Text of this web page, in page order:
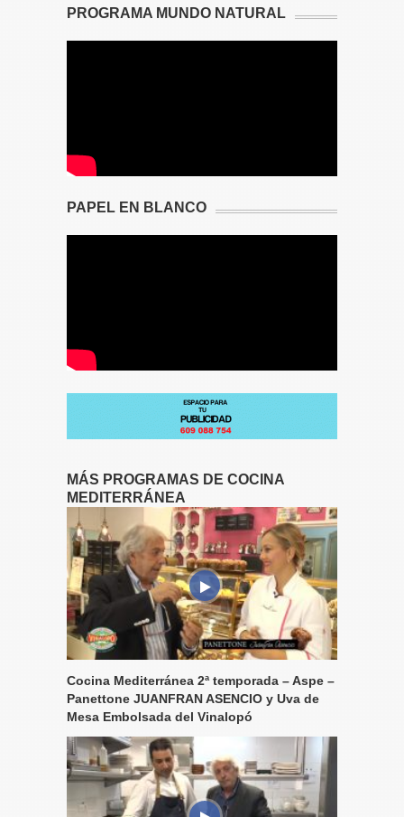
PROGRAMA MUNDO NATURAL
PAPEL EN BLANCO
MÁS PROGRAMAS DE COCINA
MEDITERRÁNEA
Cocina Mediterránea 2ª temporada – Aspe –
Panettone JUANFRAN ASENCIO y Uva de
Mesa Embolsada del Vinalopó